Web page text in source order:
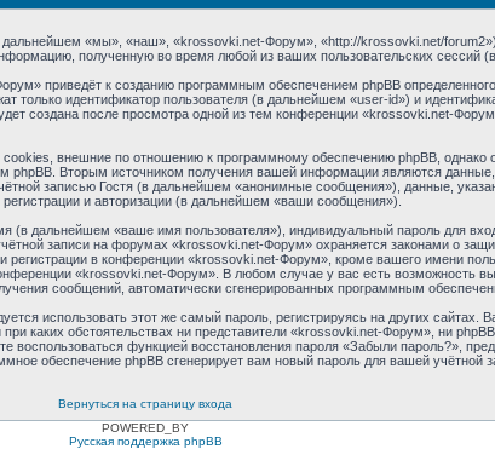
«мы», «наш», «krossovki.net-Форум», «http://krossovki.net/
полученную во время любой из ваших пользовательских сессий
приведёт к созданию программным обеспечением phpBB
идентификатор пользователя (в дальнейшем «user-id») и
создана после просмотра одной из тем конференции «krossovki.net-
внешние по отношению к программному обеспечению phpBB, однако
phpBB. Вторым источником получения вашей информации являются
записью Гостя (в дальнейшем «анонимные сообщения»), данные,
и авторизации (в дальнейшем «ваши сообщения»).
(в дальнейшем «ваше имя пользователя»), индивидуальный пароль для
записи на форумах «krossovki.net-Форум» охраняется законами о
в конференции «krossovki.net-Форум», кроме вашего имени
«krossovki.net-Форум». В любом случае у вас есть возможность
сообщений, автоматически сгенерированных программным
использовать этот же самый пароль, регистрируясь на других сайтах.
каких обстоятельствах ни представители «krossovki.net-Форум», ни
функцией восстановления пароля «Забыли пароль?»,
обеспечение phpBB сгенерирует вам новый пароль для вашей учётной
Вернуться на страницу входа
POWERED_BY
Русская поддержка phpBB